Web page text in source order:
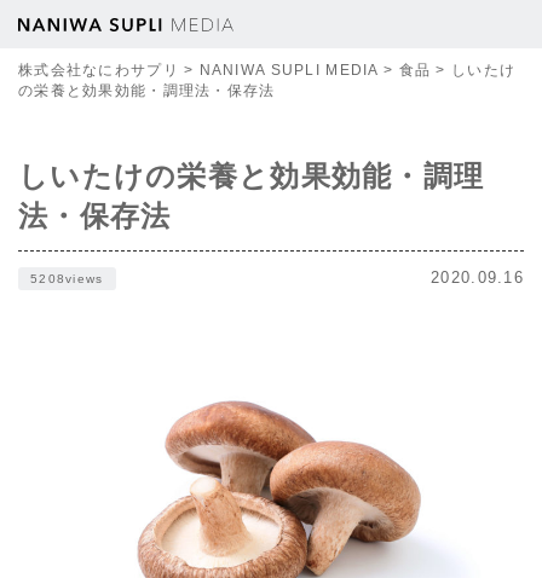
株式会社なにわサプリ > NANIWA SUPLI MEDIA > 食品 > しいたけ
の栄養と効果効能・調理法・保存法
しいたけの栄養と効果効能・調理
法・保存法
5208views 2020.09.16